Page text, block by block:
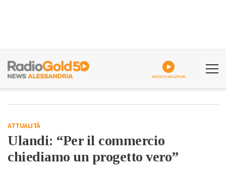
ASCOLTA GOLDPLAY
ATTUALITÀ
Ulandi: “Per il commercio
chiediamo un progetto vero”